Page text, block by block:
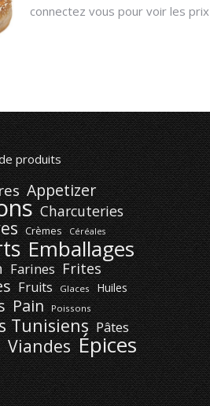
connectez vous pour voir les prix
produits
Appetizer
Charcuteries
Crèmes Céréales
Emballages
Farines Frites
Fruits Glaces Huiles
Pain Poissons
Tunisiens Pâtes
Viandes Épices